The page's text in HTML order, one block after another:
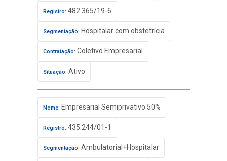
Registro: 482.365/19-6
Segmentação: Hospitalar com obstetrícia
Contratação: Coletivo Empresarial
Situação: Ativo
Nome: Empresarial Semiprivativo 50%
Registro: 435.244/01-1
Segmentação: Ambulatorial+Hospitalar